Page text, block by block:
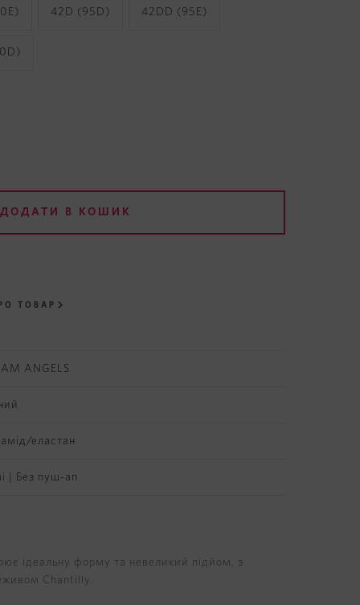
42D (95D) 42DD (95E)
ДОДАТИ В КОШИК
ТОВАР
ANGELS
еластан
| Без пуш-ап
ідеальну форму та невеликий підйом, з
Chantilly.